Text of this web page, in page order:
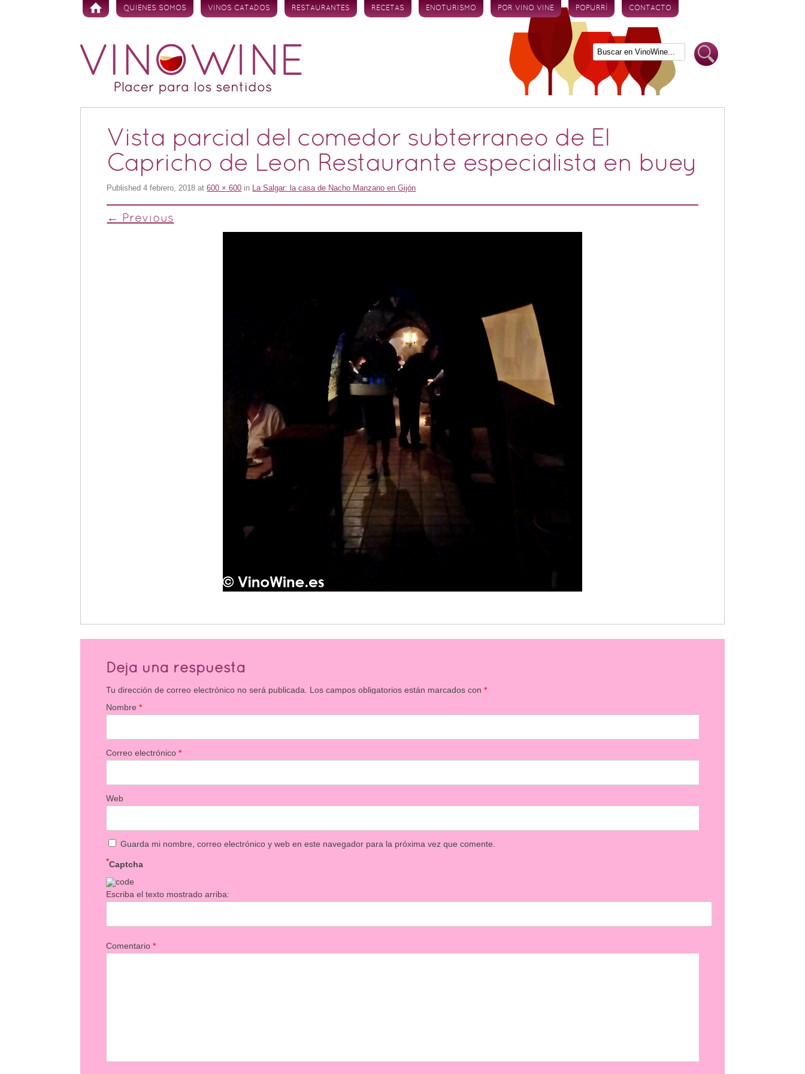
Skip to content
QUIENES SOMOS VINOS CATADOS RESTAURANTES RECETAS ENOTURISMO POR VINO VINE POPURRÍ CONTACTO
Vista parcial del comedor subterraneo de El
Capricho de Leon Restaurante especialista en buey
Published4 febrero, 2018 at600 × 600 in La Salgar: la casa de Nacho Manzano en Gijón
← Previous
Deja una respuesta
Tu dirección de correo electrónico no será publicada. Los campos obligatorios están marcados con*
Nombre*
Correo electrónico*
Web
Guarda mi nombre, correo electrónico y web en este navegador para la próxima vez que comente.
Captcha
*
Escriba el texto mostrado arriba:
Comentario*